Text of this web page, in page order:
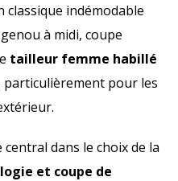
classique indémodable
à midi, coupe
tailleur femme habillé
pour les
dans le choix de la
et coupe de